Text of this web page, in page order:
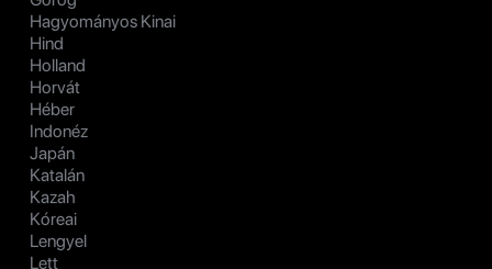
Hagyományos Kinai
Hind
Holland
Horvát
Héber
Indonéz
Japán
Katalán
Kazah
Kóreai
Lengyel
Lett